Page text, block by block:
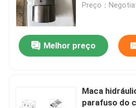
Preço：
Melhor preço
Maca
parafuso do